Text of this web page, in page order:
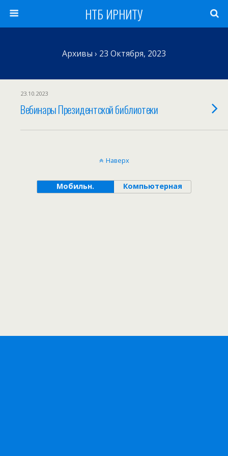
НТБ ИРНИТУ
Архивы › 23 Октября, 2023
23.10.2023
Вебинары Президентской библиотеки
Наверх
Мобильн. Компьютерная